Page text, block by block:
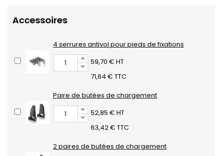
Accessoires
4 serrures antivol pour pieds de fixations
59,70 € HT
71,64 € TTC
Paire de butées de chargement
52,85 € HT
63,42 € TTC
2 paires de butées de chargement